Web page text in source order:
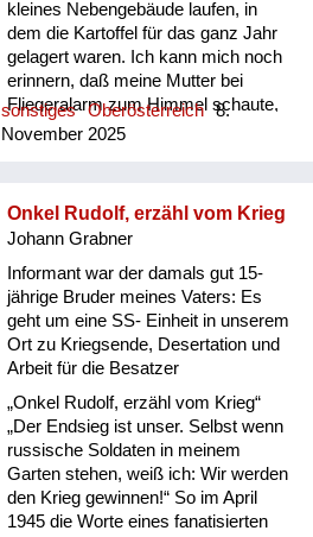
kleines Nebengebäude laufen, in
dem die Kartoffel für das ganz Jahr
gelagert waren. Ich kann mich noch
erinnern, daß meine Mutter bei
Fliegeralarm zum Himmel schaute,
die herannahenden Flugzeuge im
Und sie hatte immer recht. Im
obersten Stock des Bauernhauses
war eine Frau untergebracht, die
immer Karten legte. Sie kam nie in
den Kartoffelkeller. Doch eines
Tages kam sie gerannt und rief
„heute wird’s gefährlich“ … und
dem Haus ein.
sonstiges Oberösterreich 8.
November 2025
Onkel Rudolf, erzähl vom Krieg
Johann Grabner
Informant war der damals gut 15-
jährige Bruder meines Vaters: Es
geht um eine SS- Einheit in unserem
Ort zu Kriegsende, Desertation und
Arbeit für die Besatzer
„Onkel Rudolf, erzähl vom Krieg“
„Der Endsieg ist unser. Selbst wenn
russische Soldaten in meinem
Garten stehen, weiß ich: Wir werden
den Krieg gewinnen!“ So im April
1945 die Worte eines fanatisierten